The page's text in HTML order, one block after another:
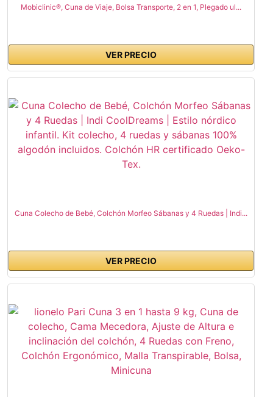
Mobiclinic®, Cuna de Viaje, Bolsa Transporte, 2 en 1, Plegado ul...
VER PRECIO
Cuna Colecho de Bebé, Colchón Morfeo Sábanas y 4 Ruedas | Indi...
VER PRECIO